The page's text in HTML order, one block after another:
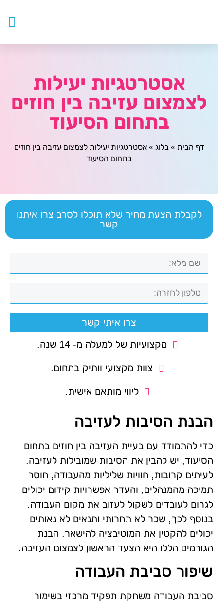
אסטרטגיות יעילות
לצמצום עזיבה בין חוזים
בתחום הסיעוד
דף הבית » בלוג »אסטרטגיות יעילות לצמצום עזיבה בין חוזים
בתחום הסיעוד
לקבלת הצעת מחיר שלא תוכלו לסרב צרו איתנו
קשר
צרו איתי קשר
מקצועיות של למעלה מ- 14 שנה.
צוות מקצועי וותיק בתחום.
ליווי מותאם אישית.
הבנת הסיבות לעזיבה
כדי להתמודד עם בעיית העזיבה בין חוזים בתחום
הסיעוד, יש להבין את הסיבות שמובילות לעזיבה.
לעיתים קרובות, חוויות שליליות מהעבודה, חוסר
תמיכה מהמנהלים, והעדר אפשרויות קידום יכולים
לגרום לעובדים לשקול לעזוב את מקום העבודה.
בנוסף לכך, שכר לא תחרותי ותנאים לא נאותים
יכולים להקטין את המוטיבציה להישאר. הבנת
הגורמים הללו היא הצעד הראשון לצמצום העזיבה.
שיפור סביבת העבודה
סביבת העבודה משחקת תפקיד מרכזי בשימור